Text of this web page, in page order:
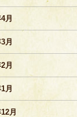
月
月
月
月
月